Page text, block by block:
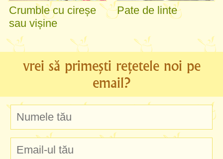
Crumble cu cireșe
sau vișine
Pate de linte
vrei să primești rețetele noi pe
email?